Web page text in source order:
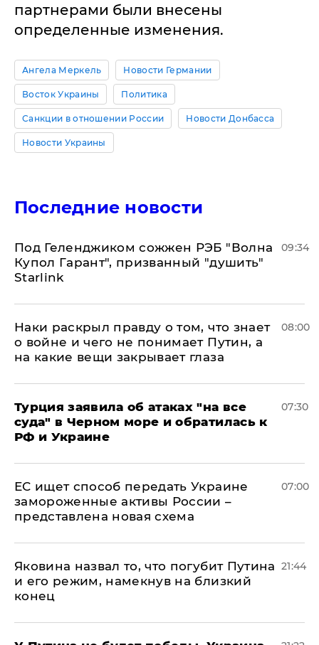
партнерами были внесены
определенные изменения.
Ангела Меркель Новости Германии
Восток Украины Политика
Санкции в отношении России Новости Донбасса
Новости Украины
Последние новости
Под Геленджиком сожжен РЭБ "Волна
Купол Гарант", призванный "душить"
Starlink
09:34
Наки раскрыл правду о том, что знает
о войне и чего не понимает Путин, а
на какие вещи закрывает глаза
08:00
Турция заявила об атаках "на все
суда" в Черном море и обратилась к
РФ и Украине
07:30
ЕС ищет способ передать Украине
замороженные активы России –
представлена новая схема
07:00
Яковина назвал то, что погубит Путина
и его режим, намекнув на близкий
конец
21:44